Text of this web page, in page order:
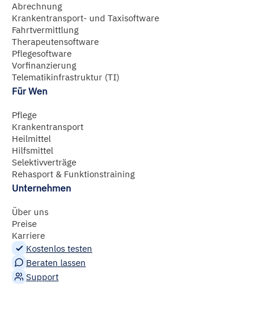
Abrechnung
Krankentransport- und Taxisoftware
Fahrtvermittlung
Therapeutensoftware
Pflegesoftware
Vorfinanzierung
Telematikinfrastruktur (TI)
Für Wen
Pflege
Krankentransport
Heilmittel
Hilfsmittel
Selektivverträge
Rehasport & Funktionstraining
Unternehmen
Über uns
Preise
Karriere
Kostenlos testen
Beraten lassen
Support